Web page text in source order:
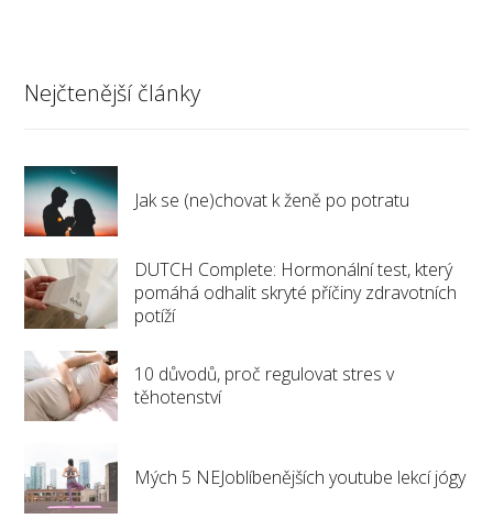
Nejčtenější články
Jak se (ne)chovat k ženě po potratu
DUTCH Complete: Hormonální test, který
pomáhá odhalit skryté příčiny zdravotních
potíží
10 důvodů, proč regulovat stres v
těhotenství
Mých 5 NEJoblíbenějších youtube lekcí jógy